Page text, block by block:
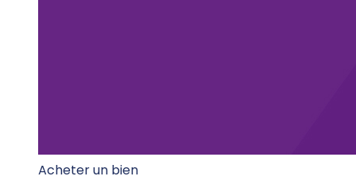
Acheter un bien